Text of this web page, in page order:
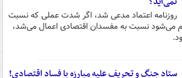
روزنامه اعتماد مدعی شد، اگر شدت عملی که نسبت
می‌شود نسبت به مفسدان اقتصادی اعمال می‌شد،
ستاد جنگ و تحریف علیه مبارزه با فساد اقتصادی!